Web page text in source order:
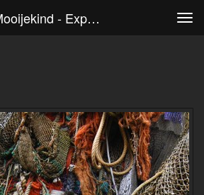
Aad En Reineke Mooijekind - Exposities